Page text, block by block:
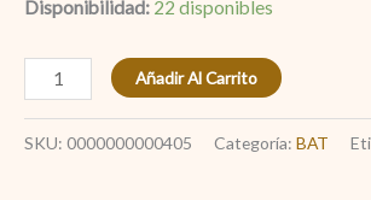
Disponibilidad: 22 disponibles
Añadir Al Carrito
SKU: 0000000000405 Categoría: BAT